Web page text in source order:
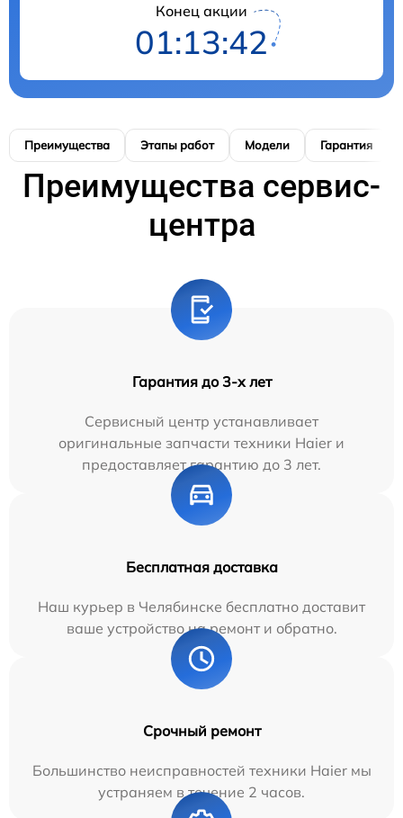
Конец акции
01:13:41
Преимущества Этапы работ Модели Гарантия
Преимущества сервис-
центра
Гарантия до 3-х лет
Сервисный центр устанавливает
оригинальные запчасти техники Haier и
предоставляет гарантию до 3 лет.
Бесплатная доставка
Наш курьер в Челябинске бесплатно доставит
ваше устройство на ремонт и обратно.
Срочный ремонт
Большинство неисправностей техники Haier мы
устраняем в течение 2 часов.